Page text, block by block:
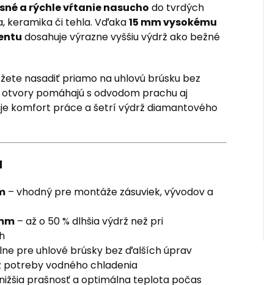
a rýchle vŕtanie nasucho do tvrdých
keramika či tehla. Vďaka15 mm vysokému
dosahuje výrazne vyššiu výdrž ako bežné
nasadiť priamo na uhlovú brúsku bez
pomáhajú s odvodom prachu aj
komfort práce a šetrí výdrž diamantového
– vhodný pre montáže zásuviek, vývodov a
– až o 50 % dlhšia výdrž než pri
pre uhlové brúsky bez ďalších úprav
potreby vodného chladenia
prašnosť a optimálna teplota počas